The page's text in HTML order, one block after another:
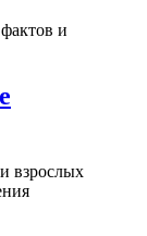
и
взрослых